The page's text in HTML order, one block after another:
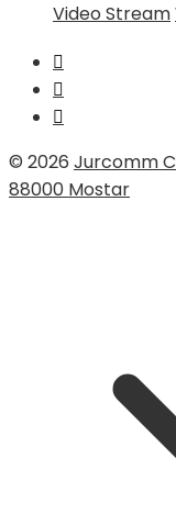
Video Stream
© 2026 Jurcomm
88000 Mostar